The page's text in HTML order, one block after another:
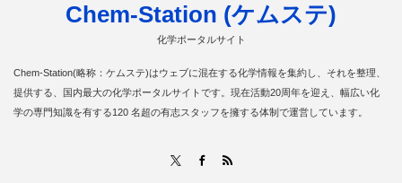
Chem-Station (ケムステ)
化学ポータルサイト
Chem-Station(略称：ケムステ)はウェブに混在する化学情報を集約し、それを整理、
提供する、国内最大の化学ポータルサイトです。現在活動20周年を迎え、幅広い化
学の専門知識を有する120 名超の有志スタッフを擁する体制で運営しています。
Facebook